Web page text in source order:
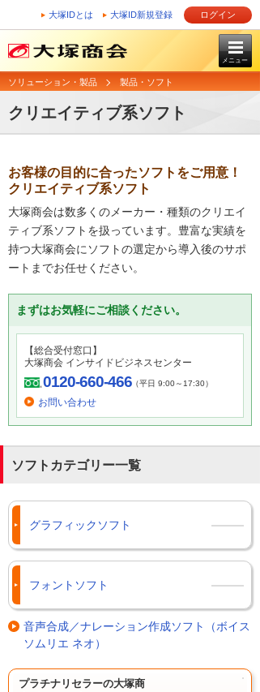
大塚IDとは 大塚ID新規登録 ログイン
メニュー
ソリューション・製品 製品・ソフト
クリエイティブ系ソフト
お客様の目的に合ったソフトをご用意！
クリエイティブ系ソフト
大塚商会は数多くのメーカー・種類のクリエイ
ティブ系ソフトを扱っています。豊富な実績を
持つ大塚商会にソフトの選定から導入後のサポ
ートまでお任せください。
まずはお気軽にご相談ください。
【総合受付窓口】
大塚商会 インサイドビジネスセンター
0120-660-466（平日 9:00～17:30）
お問い合わせ
ソフトカテゴリー一覧
グラフィックソフト
フォントソフト
音声合成／ナレーション作成ソフト（ボイス
ソムリエ ネオ）
プラチナリセラーの大塚商